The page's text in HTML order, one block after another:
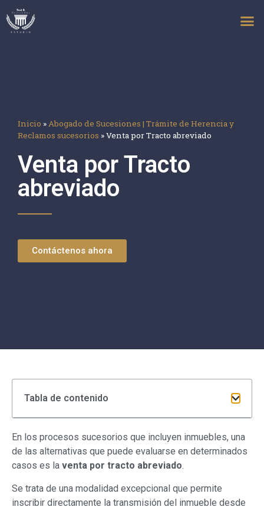
Inicio »Abogado de Sucesiones | Trámite de Herencia y
Reclamos sucesorios »Venta por Tracto abreviado
Venta por Tracto
abreviado
Contáctenos ahora
Tabla de contenido
En los procesos sucesorios que incluyen inmuebles, una
de las alternativas que puede evaluarse en determinados
casos es la venta por tracto abreviado.
Se trata de una modalidad excepcional que permite
inscribir directamente la transmisión del inmueble desde